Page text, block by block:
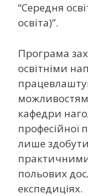
“Середня
освіта)”.
Програма
освітніми
кафедри
професійної
лише здобути
польових
експедиціях.